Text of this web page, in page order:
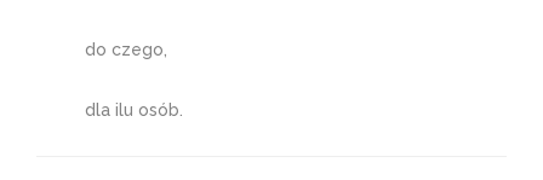
do czego,
dla ilu osób.